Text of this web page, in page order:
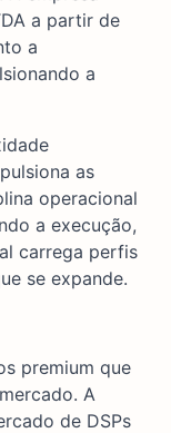
a partir de
a
a
as
operacional
a execução,
carrega perfis
se expande.
premium que
A
de DSPs